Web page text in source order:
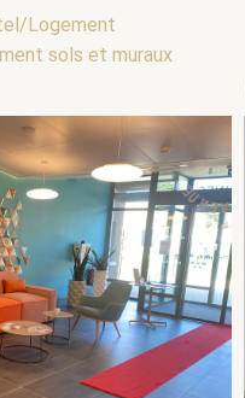
Logement
sols et muraux